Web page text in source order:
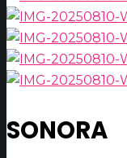
SONORA